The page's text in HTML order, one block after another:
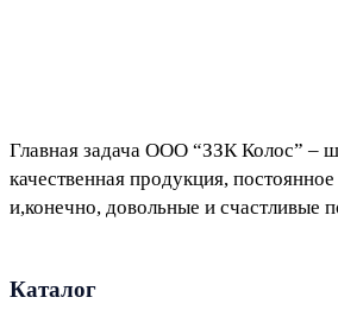
Главная задача ООО “ЗЗК Колос” –
качественная продукция,
и,конечно, довольные и счастливые
Каталог